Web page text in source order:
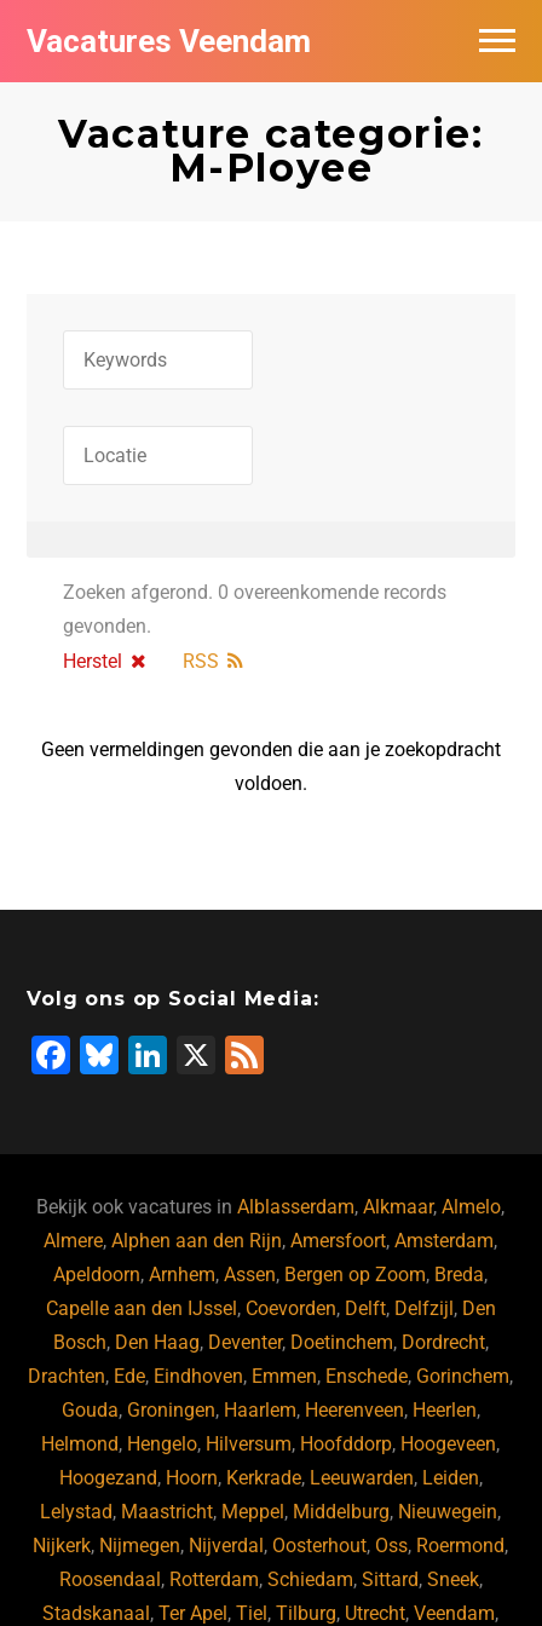
Vacatures Veendam
Vacature categorie:
M-Ployee
Zoeken afgerond. 0 overeenkomende records
gevonden.
Herstel
RSS
Geen vermeldingen gevonden die aan je zoekopdracht
voldoen.
Volg ons op Social Media:
F
b
o
o
k
Bl
ky
Li
dI
n
X
Bekijk ook vacatures inAlblasserdam,Alkmaar,Almelo,
Almere,Alphen aan den Rijn,Amersfoort,Amsterdam,
Apeldoorn,Arnhem,Assen, Bergen op Zoom, Breda,
Capelle aan den IJssel , Coevorden, Delft, Delfzijl , Den
Bosch, Den Haag, Deventer, Doetinchem, Dordrecht,
Drachten, Ede, Eindhoven, Emmen, Enschede, Gorinchem,
Gouda, Groningen, Haarlem, Heerenveen, Heerlen,
Helmond, Hengelo, Hilversum, Hoofddorp, Hoogeveen,
Hoogezand, Hoorn, Kerkrade, Leeuwarden, Leiden,
Lelystad, Maastricht, Meppel , Middelburg, Nieuwegein,
Nijkerk, Nijmegen, Nijverdal , Oosterhout, Oss, Roermond,
Roosendaal , Rotterdam, Schiedam, Sittard, Sneek,
Stadskanaal ,Ter Apel ,Tiel ,Tilburg, Utrecht,Veendam,
Vacatures per bedrijf